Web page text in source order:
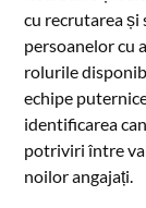
cu recrutarea și
persoanelor cu
rolurile
echipe
identificarea
potriviri între
noilor angajați.